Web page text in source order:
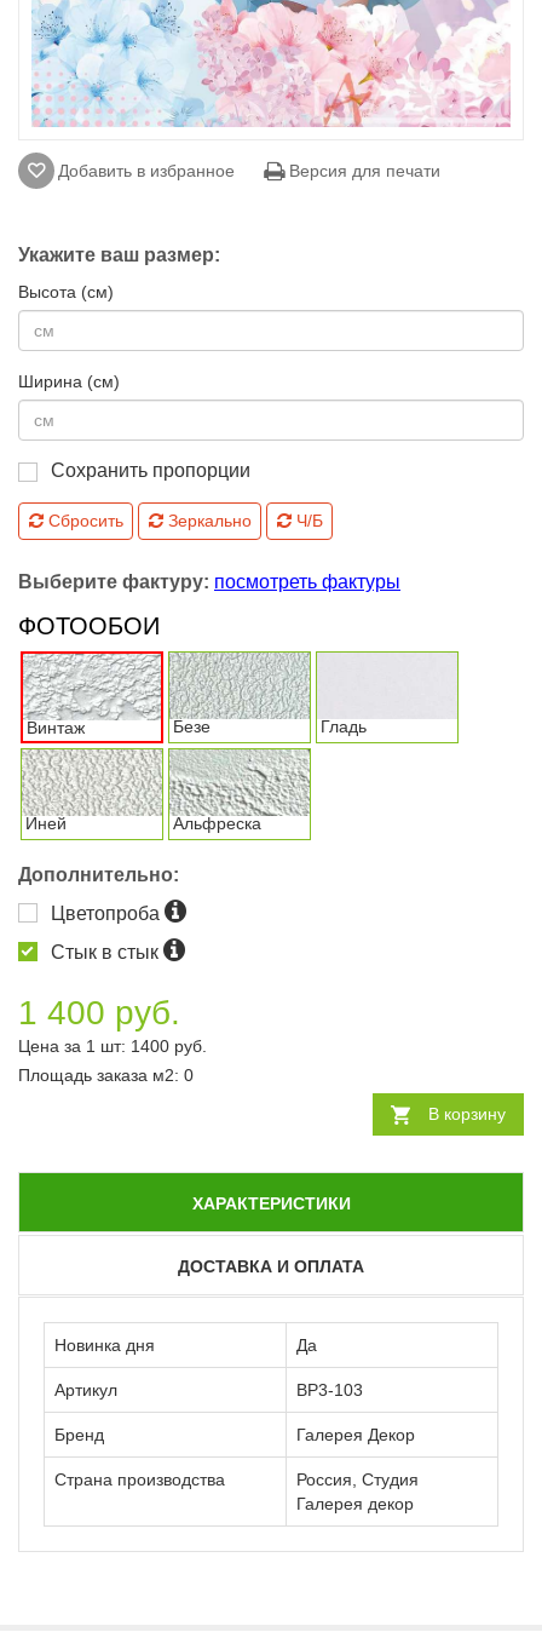
Добавить в избранное Версия для печати
Укажите ваш размер:
Высота (см)
Ширина (см)
Сохранить пропорции
Сбросить Зеркально Ч/Б
Выберите фактуру: посмотреть фактуры
ФОТООБОИ
Винтаж Безе Гладь
Иней Альфреска
Дополнительно:
Цветопроба
Стык в стык
1 400 руб.
Цена за 1 шт: 1400 руб.
Площадь заказа м2: 0
В корзину
ХАРАКТЕРИСТИКИ
ДОСТАВКА И ОПЛАТА
Новинка дня Да
Артикул ВР3-103
Бренд Галерея Декор
Страна производства
Россия, Студия
Галерея декор